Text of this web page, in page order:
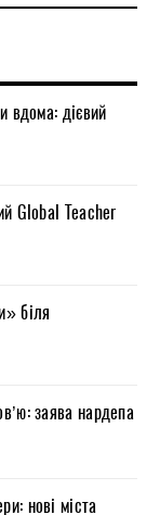
вдома: дієвий
Global Teacher
біля
заява нардепа
нові міста